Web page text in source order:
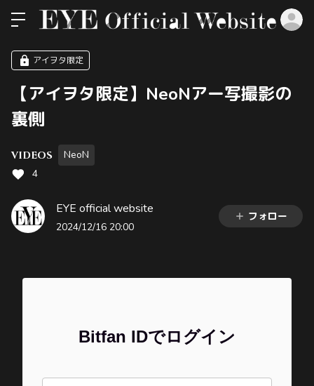
アイヲタ限定
【アイヲタ限定】NeoNアー写撮影の
裏側
VIDEOS
NeoN
4
EYE official website
2024/12/16 20:00
フォロー
Bitfan IDでログイン